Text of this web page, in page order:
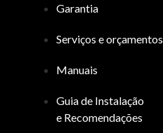
Garantia
Serviços e orçamentos
Manuais
Guia de Instalação
e Recomendações